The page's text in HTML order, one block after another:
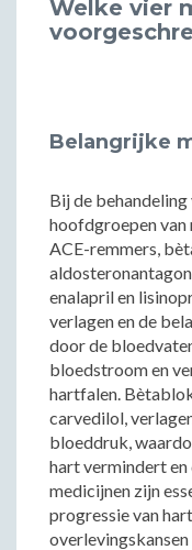
Welke vier
Belangrijke
Bij de
hoofdgroepen van
ACE-remmers,
enalapril en
verlagen en de
door de
bloedstroom en
hartfalen.
carvedilol,
bloeddruk,
hart vermindert
medicijnen zijn
progressie van